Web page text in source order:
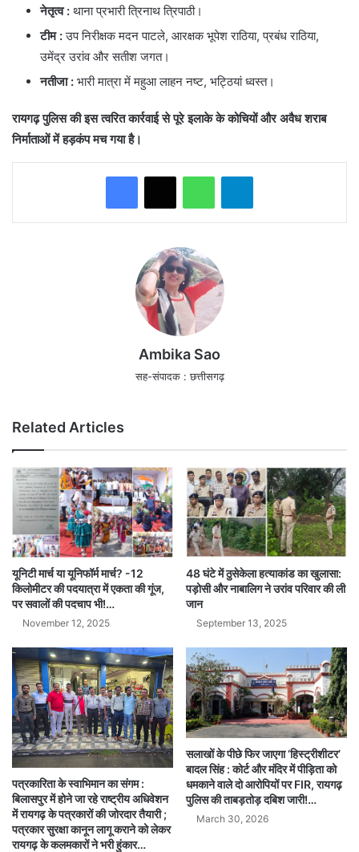
नेतृत्व : थाना प्रभारी त्रिनाथ त्रिपाठी।
टीम :उप निरीक्षक मदन पाटले, आरक्षक भूपेश राठिया, प्रबंध राठिया,
उमेंद्र उरांव और सतीश जगत।
नतीजा : भारी मात्रा में महुआ लाहन नष्ट, भट्ठियां ध्वस्त।
रायगढ़ पुलिस की इस त्वरित कार्रवाई से पूरे इलाके के कोचियों और अवैध शराब
निर्माताओं में हड़कंप मच गया है।
WhatsAppTelegram
Ambika Sao
सह-संपादक : छत्तीसगढ़
Related Articles
यूनिटी मार्च या यूनिफॉर्म मार्च? -12
किलोमीटर की पदयात्रा में एकता की गूंज,
पर सवालों की पदचाप भी!…
November 12, 2025
48 घंटे में ठुसेकेला हत्याकांड का खुलासा:
पड़ोसी और नाबालिग ने उरांव परिवार की ली
जान
September 13, 2025
पत्रकारिता के स्वाभिमान का संगम :
बिलासपुर में होने जा रहे राष्ट्रीय अधिवेशन
में रायगढ़ के पत्रकारों की जोरदार तैयारी ;
पत्रकार सुरक्षा कानून लागू कराने को लेकर
रायगढ़ के कलमकारों ने भरी हुंकार…
सलाखों के पीछे फिर जाएगा ‘हिस्ट्रीशीटर’
बादल सिंह : कोर्ट और मंदिर में पीड़िता को
धमकाने वाले दो आरोपियों पर FIR, रायगढ़
पुलिस की ताबड़तोड़ दबिश जारी!…
March 30, 2026